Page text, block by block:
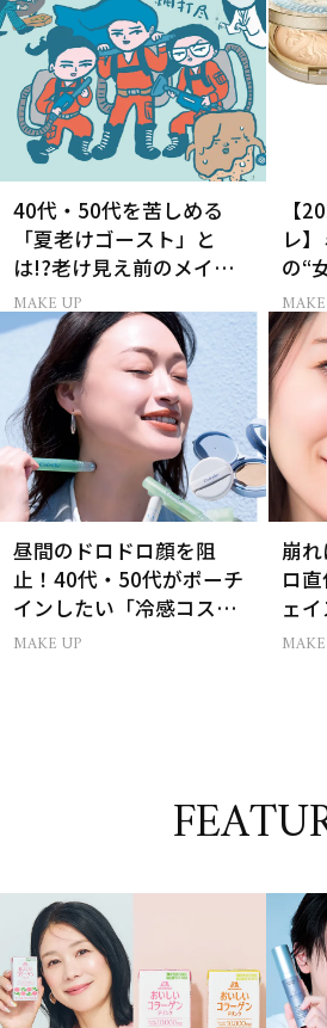
40代・50代を苦しめる
「夏老けゴースト」と
は!?老け見え前のメイク
くずれ＆くすみ対策
MAKE UP
【
レ
の“
い”
昼間のドロドロ顔を阻
止！40代・50代がポーチ
インしたい「冷感コス
メ」5選
MAKE UP
崩
ロ
ェ
粉の